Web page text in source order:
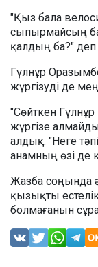
"Қыз бала
сыпырмайсың
қалдың ба?"
Гүлнұр
жүргізуді де
"Сөйткен Гүлнұр
жүргізе
алдық. "Неге
анамның өзі де
Жазба соңында
қызықты
болмағанын